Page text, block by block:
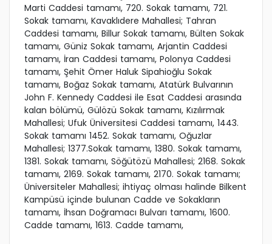
Marti Caddesi tamamı, 720. Sokak tamamı, 721.
Sokak tamamı, Kavaklıdere Mahallesi; Tahran
Caddesi tamamı, Billur Sokak tamamı, Bülten Sokak
tamamı, Güniz Sokak tamamı, Arjantin Caddesi
tamamı, İran Caddesi tamamı, Polonya Caddesi
tamamı, Şehit Ömer Haluk Sipahioğlu Sokak
tamamı, Boğaz Sokak tamamı, Atatürk Bulvarının
John F. Kennedy Caddesi ile Esat Caddesi arasında
kalan bölümü, Gülözü Sokak tamamı, Kızılırmak
Mahallesi; Ufuk Üniversitesi Caddesi tamamı, 1443.
Sokak tamamı 1452. Sokak tamamı, Oğuzlar
Mahallesi; 1377.Sokak tamamı, 1380. Sokak tamamı,
1381. Sokak tamamı, Söğütözü Mahallesi; 2168. Sokak
tamamı, 2169. Sokak tamamı, 2170. Sokak tamamı;
Üniversiteler Mahallesi; ihtiyaç olması halinde Bilkent
Kampüsü içinde bulunan Cadde ve Sokakların
tamamı, İhsan Doğramacı Bulvarı tamamı, 1600.
Cadde tamamı, 1613. Cadde tamamı,